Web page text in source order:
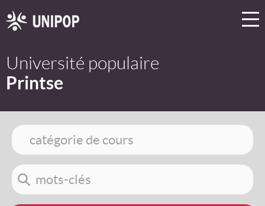
Université populaire
Printse